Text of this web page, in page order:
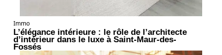
Immo
L’élégance intérieure : le rôle de l’architecte
d’intérieur dans le luxe à Saint-Maur-des-
Fossés